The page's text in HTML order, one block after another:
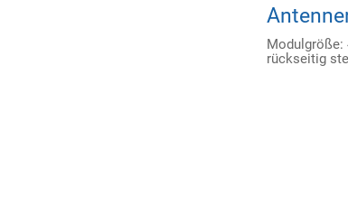
Modulgröße:
rückseitig